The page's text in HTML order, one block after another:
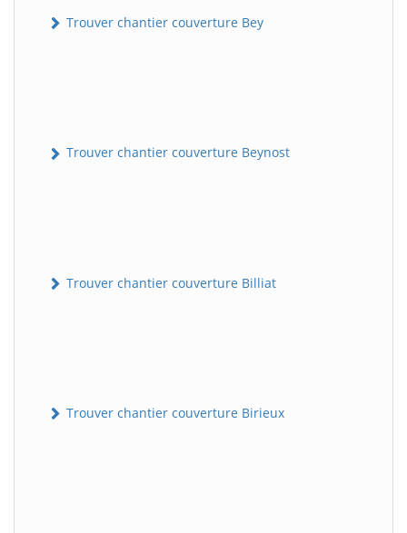
Trouver chantier couverture Bey
Trouver chantier couverture Beynost
Trouver chantier couverture Billiat
Trouver chantier couverture Birieux